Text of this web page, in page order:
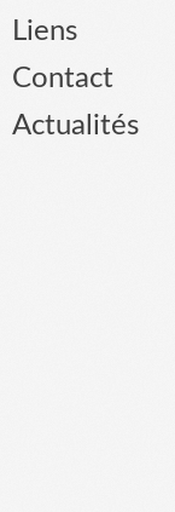
Liens
Contact
Actualités